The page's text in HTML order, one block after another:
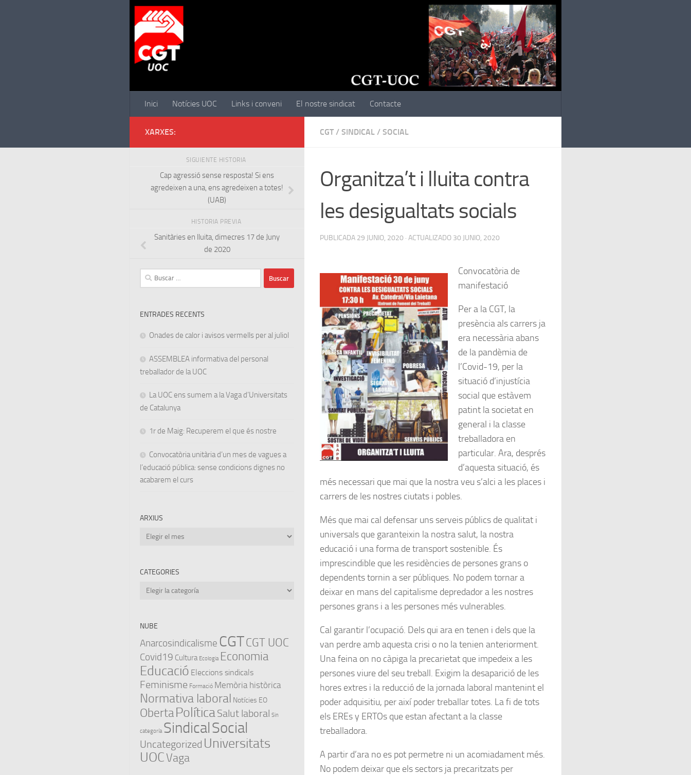
Inici Notícies UOC Links i conveni El nostre sindicat Contacte
CGT / SINDICAL / SOCIAL
Organitza’t i lluita contra
les desigualtats socials
PUBLICADA 29 JUNIO, 2020 · ACTUALIZADO 30 JUNIO, 2020
Convocatòria de
manifestació
Per a la CGT, la
presència als carrers ja
era necessària abans
de la pandèmia de
l’Covid-19, per la
situació d’injustícia
social que estàvem
patint la societat en
general i la classe
treballadora en
particular. Ara, després
d’aquesta situació, és
més necessari que mai que la nostra veu s’alci a les places i
carrers de les nostres ciutats i pobles.
Més que mai cal defensar uns serveis públics de qualitat i
universals que garanteixin la nostra salut, la nostra
educació i una forma de transport sostenible. És
imprescindible que les residències de persones grans o
dependents tornin a ser públiques. No podem tornar a
deixar en mans del capitalisme depredador a les nostres
persones grans i a les persones més vulnerables.
Cal garantir l’ocupació. Dels qui ara en tenen i dels que la
van perdre amb aquesta crisi o no la tenien anteriorment.
Una feina on no càpiga la precarietat que impedeix a les
persones viure del seu treball. Exigim la desaparició de les
hores extres i la reducció de la jornada laboral mantenint el
poder adquisitiu, per així poder treballar totes. La fi de tots
els EREs y ERTOs que estan afectant a la classe
treballadora.
A partir d’ara no es pot permetre ni un acomiadament més.
No podem deixar que els sectors ja precaritzats per
XARXES:
SIGUIENTE HISTORIA
Cap agressió sense resposta! Si ens
agredeixen a una, ens agredeixen a totes!
(UAB)
HISTORIA PREVIA
Sanitàries en lluita, dimecres 17 de Juny
de 2020
Buscar:
ENTRADES RECENTS
Onades de calor i avisos vermells per al juliol
ASSEMBLEA informativa del personal
treballador de la UOC
La UOC ens sumem a la Vaga d’Universitats
de Catalunya
1r de Maig: Recuperem el que és nostre
Convocatòria unitària d’un mes de vagues a
l’educació pública: sense condicions dignes no
acabarem el curs
ARXIUS
Arxius
CATEGORIES
Categories
NUBE
Anarcosindicalisme CGTCGT UOC
Covid19 Cultura Ecologia Economia
Educació Eleccions sindicals
Feminisme Formació Memòria històrica
Normativa laboral Notícies EO
ObertaPolíticaSalut laboral Sin
categoría SindicalSocial
Uncategorized Universitats
UOCVaga